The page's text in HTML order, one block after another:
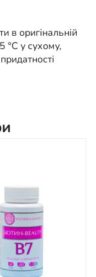
в оригінальній
°C у сухому,